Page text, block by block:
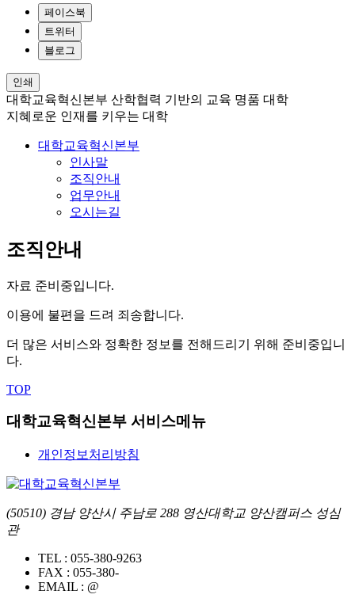
페이스북
트위터
블로그
인쇄
대학교육혁신본부 산학협력 기반의 교육 명품 대학
지혜로운 인재를 키우는 대학
대학교육혁신본부
인사말
조직안내
업무안내
오시는길
조직안내
자료 준비중입니다.
이용에 불편을 드려 죄송합니다.
더 많은 서비스와 정확한 정보를 전해드리기 위해 준비중입니
다.
TOP
대학교육혁신본부 서비스메뉴
개인정보처리방침
(50510) 경남 양산시 주남로 288 영산대학교 양산캠퍼스 성심
관
TEL : 055-380-9263
FAX : 055-380-
EMAIL : @